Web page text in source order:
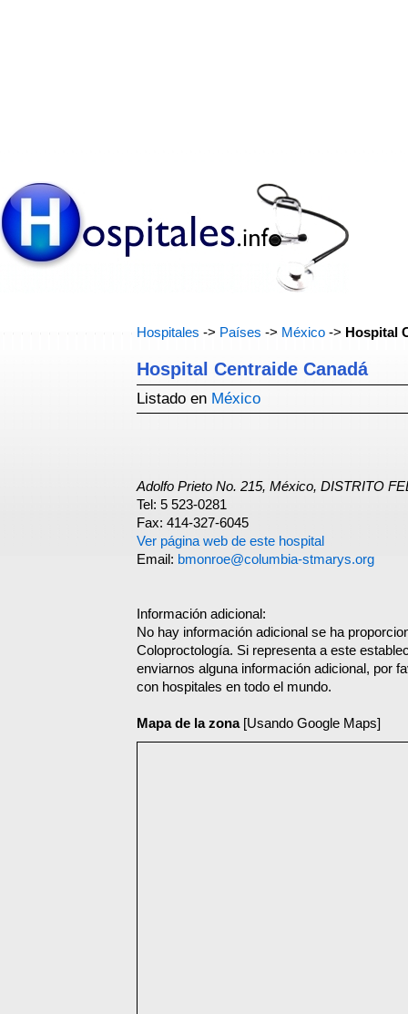
Hospitales -> Países -> México -> Hospital
Hospital Centraide Canadá
Listado en México
Adolfo Prieto No. 215, México, DISTRITO
Tel: 5 523-0281
Fax: 414-327-6045
Ver página web de este hospital
Email: bmonroe@columbia-stmarys.org
Información adicional:
No hay información adicional se ha
Coloproctología. Si representa a este
enviarnos alguna información adicional, por
con hospitales en todo el mundo.
Mapa de la zona[Usando Google Maps]